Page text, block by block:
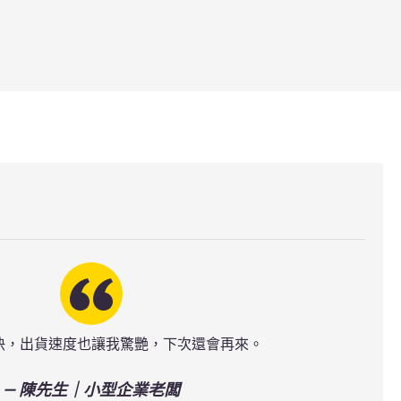
出貨速度也讓我驚艷，下次還會再來。
— 陳先生｜小型企業老闆